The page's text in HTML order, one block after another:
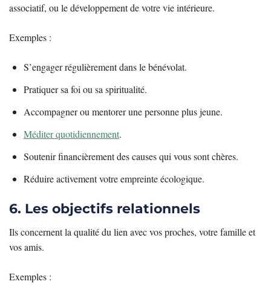
associatif, ou le développement de votre vie intérieure.
Exemples :
S’engager régulièrement dans le bénévolat.
Pratiquer sa foi ou sa spiritualité.
Accompagner ou mentorer une personne plus jeune.
Méditer quotidiennement.
Soutenir financièrement des causes qui vous sont chères.
Réduire activement votre empreinte écologique.
6. Les objectifs relationnels
Ils concernent la qualité du lien avec vos proches, votre famille et
vos amis.
Exemples :